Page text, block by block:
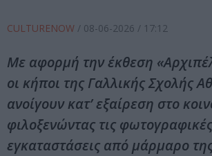
CULTURENOW / 08-06-2026 / 17:12
Με αφορμή την έκθεση
οι κήποι της Γαλλικής Σχολής
ανοίγουν κατ’ εξαίρεση στο
φιλοξενώντας τις φωτογραφικές
εγκαταστάσεις από μάρμαρο